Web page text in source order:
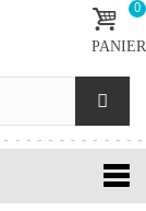
0
PANIER